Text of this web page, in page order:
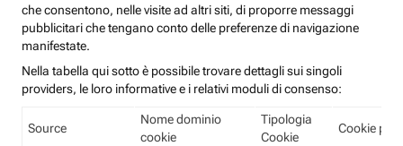
che consentono, nelle visite ad altri siti, di proporre messaggi
pubblicitari che tengano conto delle preferenze di navigazione
manifestate.
Nella tabella qui sotto è possibile trovare dettagli sui singoli
providers, le loro informative e i relativi moduli di consenso:
Source
Nome dominio
cookie
Tipologia
Cookie
Cookie